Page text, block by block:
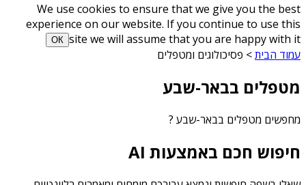
We use cookies to ensure that we give you the best
experience on our website. If you continue to use this
site we will assume that you are happy with it
ОК
עמוד הבית> פסיכולוגים ומטפלים
מטפלים בבאר-שבע
מחפשים מטפלים בבאר-שבע ?
חיפוש חכם באמצעות AI